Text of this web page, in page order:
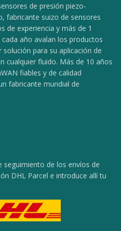
de presión piezo-
fabricante suizo de sensores
de experiencia y más de 1
año avalan los productos
para su aplicación de
cualquier fluido. Más de 10 años
fiables y de calidad
fabricante mundial de
seguimiento de los envíos de
DHL Parcel e introduce allí tu